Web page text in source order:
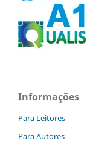
Informações
Para Leitores
Para Autores